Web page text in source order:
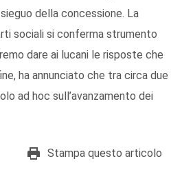
della concessione. La
sociali si conferma strumento
dare ai lucani le risposte che
ha annunciato che tra circa due
ad hoc sull’avanzamento dei
Stampa questo articolo